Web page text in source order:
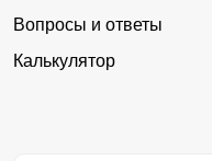
Вопросы и ответы
Калькулятор